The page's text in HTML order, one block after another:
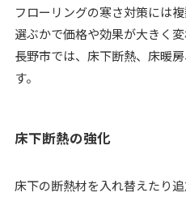
フローリングの寒さ対策には
選ぶかで価格や効果が大きく変
長野市では、床下断熱、床暖
す。
床下断熱の強化
床下の断熱材を入れ替えたり